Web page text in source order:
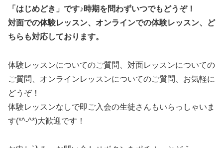
「はじめどき」です♪時期を問わずいつでもどうぞ！
対面での体験レッスン、オンラインでの体験レッスン、ど
ちらも対応しております。
体験レッスンについてのご質問、対面レッスンについての
ご質問、オンラインレッスンについてのご質問、お気軽に
どうぞ！
体験レッスンなしで即ご入会の生徒さんもいらっしゃいま
す(*^-^*)大歓迎です！